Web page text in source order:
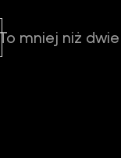
To mniej niż